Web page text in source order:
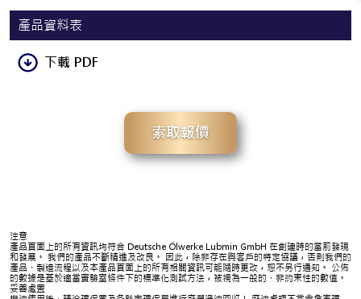
產品資料表
下載 PDF
索取報價
注意
產品頁面上的所有資訊均符合 Deutsche Ölwerke Lubmin GmbH 在創建時的當前發現
和發展。 我們的產品不斷精進及改良。 因此，除非存在與客戶的特定協議，否則我們的
產品、製造流程以及本產品頁面上的所有相關資訊可能隨時更改，恕不另行通知。 公佈
的數據是基於適當實驗室條件下的標準化測試方法，被視為一般的、非約束性的數值。
妥善處置